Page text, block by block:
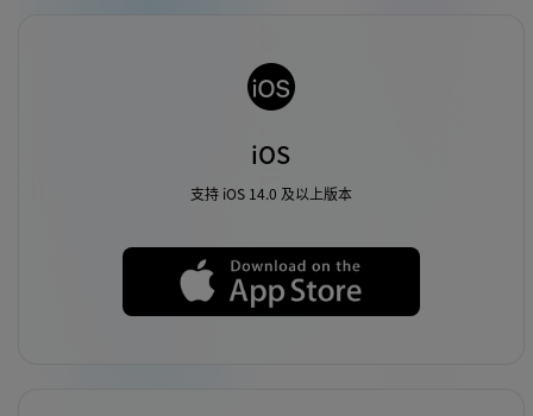
iOS
支持 iOS 14.0 及以上版本